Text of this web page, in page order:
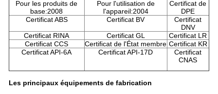
Pour les produits de
base:2008
Pour l'utilisation de
l'appareil:2004
Certificat de
DPE
Certificat ABS
Certificat BV
Certificat
DNV
Certificat RINA
Certificat GL
Certificat LR
Certificat CCS
Certificat de l'État membre Certificat KR
Certificat API-6A
Certificat API-17D
Certificat
CNAS
Les principaux équipements de fabrication